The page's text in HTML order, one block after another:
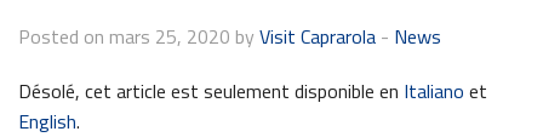
Posted on mars 25, 2020 by Visit Caprarola - News
Désolé, cet article est seulement disponible en Italiano et
English.